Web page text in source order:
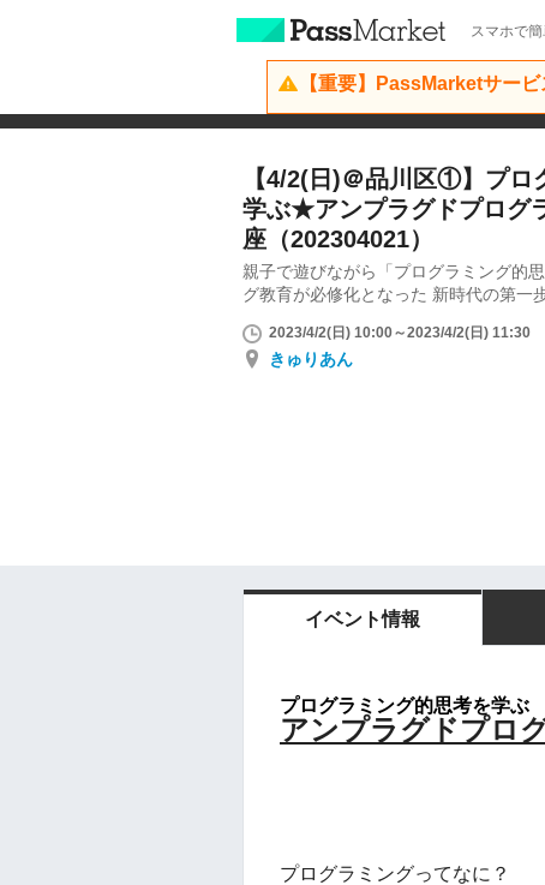
スマホで
【重要】PassMarketサー
【4/2(日)＠品川区①】プロ
学ぶ★アンプラグドプログ
座（202304021）
親子で遊びながら「プログラミング的
グ教育が必修化となった 新時代の第一
2023/4/2(日) 10:00～2023/4/2(日) 11:30
きゅりあん
イベント情報
プログラミング的思考を学ぶ
アンプラグドプロ
プログラミングってなに？